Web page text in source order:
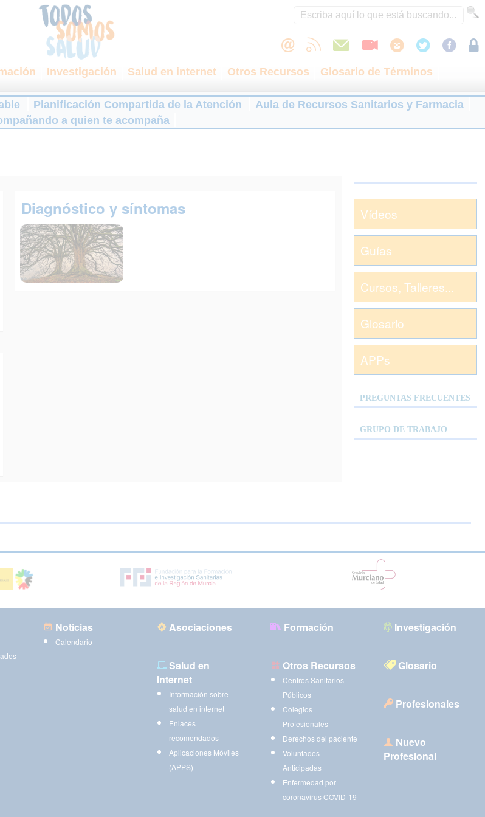
Investigación Salud en internet Otros Recursos
Glosario de Términos
Planificación Compartida de la Atención
Aula de Recursos Sanitarios y Farmacia
a quien te acompaña
Diagnóstico y síntomas Vídeos
Guías
Cursos, Talleres...
Glosario
APPs
PREGUNTAS FRECUENTES
GRUPO DE TRABAJO
Noticias
Calendario
Asociaciones Formación Investigación
Salud en
Internet
Información sobre
salud en internet
Enlaces
recomendados
Aplicaciones Móviles
(APPS)
Otros Recursos
Centros Sanitarios
Públicos
Colegios
Profesionales
Derechos del paciente
Voluntades
Anticipadas
Enfermedad por
coronavirus COVID-19
Glosario
Profesionales
Nuevo
Profesional